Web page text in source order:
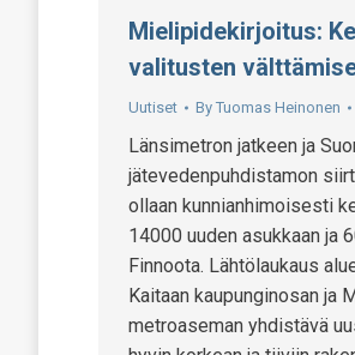
Mielipidekirjoitus:
valitusten
Uutiset By Tuomas Heinonen
Länsimetron jatkeen ja
jätevedenpuhdistamon
ollaan kunnianhimoisesti
14000 uuden asukkaan ja
Finnoota. Lähtölaukaus
Kaitaan kaupunginosan ja
metroaseman yhdistävä